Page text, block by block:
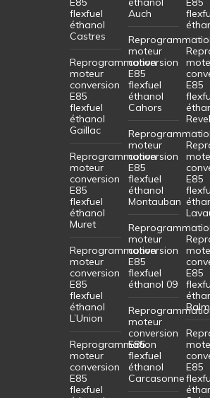
flexfuel
éthanol
Castres
Reprogrammation
moteur
conversion
E85
flexfuel
éthanol
Gaillac
Reprogrammation
moteur
conversion
E85
flexfuel
éthanol
Muret
Reprogrammation
moteur
conversion
E85
flexfuel
éthanol
L’Union
Reprogrammation
moteur
conversion
E85
flexfuel
Auch
moteur
conversion
E85
flexfuel
éthanol
Cahors
moteur
conversion
E85
flexfuel
éthanol
Montauban
moteur
conversion
E85
flexfuel
éthanol 09
moteur
conversion
E85
flexfuel
éthanol
Carcasonne
E85
Revel
E85
E85
E85